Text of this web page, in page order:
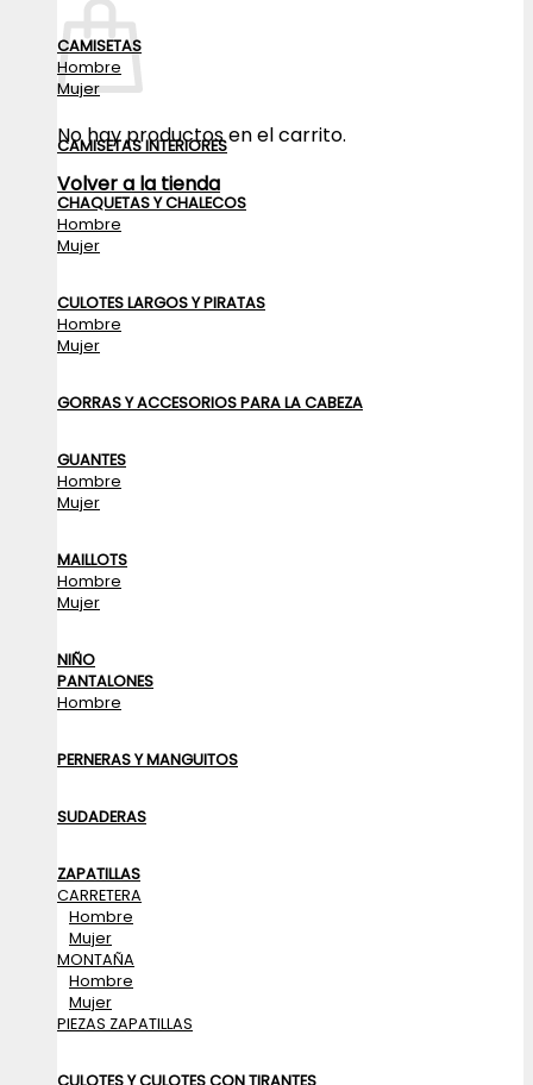
No hay productos en el carrito.
Volver a la tienda
CAMISETAS
Hombre
Mujer
CAMISETAS INTERIORES
CHAQUETAS Y CHALECOS
Hombre
Mujer
CULOTES LARGOS Y PIRATAS
Hombre
Mujer
GORRAS Y ACCESORIOS PARA LA CABEZA
GUANTES
Hombre
Mujer
MAILLOTS
Hombre
Mujer
NIÑO
PANTALONES
Hombre
PERNERAS Y MANGUITOS
SUDADERAS
ZAPATILLAS
CARRETERA
Hombre
Mujer
MONTAÑA
Hombre
Mujer
PIEZAS ZAPATILLAS
CULOTES Y CULOTES CON TIRANTES